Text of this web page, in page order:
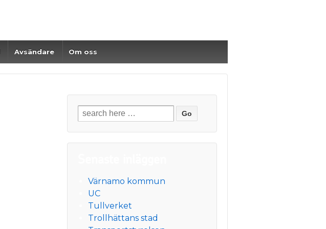
Avsändare Om oss
Sök
efter:
Värnamo kommun
UC
Tullverket
Trollhättans stad